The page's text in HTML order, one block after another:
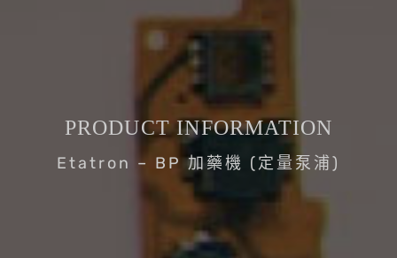
PRODUCT INFORMATION
Etatron – BP 加藥機 (定量泵浦)